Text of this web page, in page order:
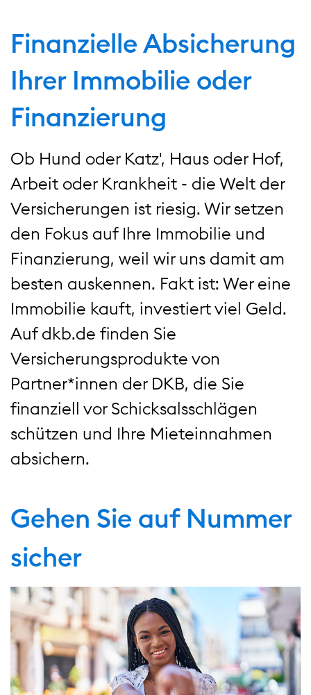
Finanzielle Absicherung
Ihrer Immobilie oder
Finanzierung
Ob Hund oder Katz', Haus oder Hof,
Arbeit oder Krankheit - die Welt der
Versicherungen ist riesig. Wir setzen
den Fokus auf Ihre Immobilie und
Finanzierung, weil wir uns damit am
besten auskennen. Fakt ist: Wer eine
Immobilie kauft, investiert viel Geld.
Auf dkb.de finden Sie
Versicherungsprodukte von
Partner*innen der DKB, die Sie
finanziell vor Schicksalsschlägen
schützen und Ihre Mieteinnahmen
absichern.
Gehen Sie auf Nummer
sicher